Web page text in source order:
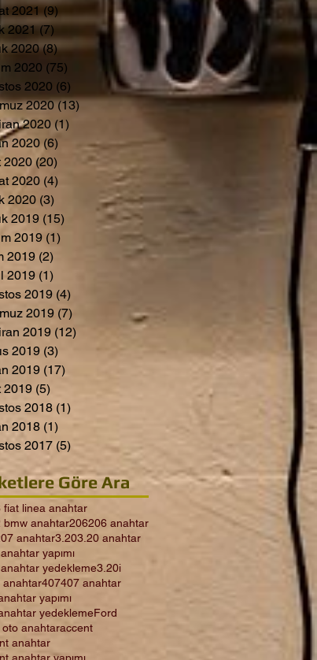
2021 (9)
2021 (7)
2020 (8)8 yazı
2020 (75)
2020 (6)
2020 (13) 13 yazı
2020 (1)
2020 (6) 6 yazı
2020 (20) 20 yazı
2020 (4)
2020 (3)
2019 (15) 15 yazı
2019 (1)
2019 (2)
2019 (1)
2019 (4)
2019 (7)
2019 (12)
2019 (3)
2019 (17)
2019 (5)
2018 (1)
2018 (1) 1 yazı
2017 (5)
Göre Ara
fiat linea anahtar
bmw anahtar206206 anahtar
anahtar3.203.20 anahtar
yapımı
yedekleme3.20i
anahtar407407 anahtar
yapımı
yedeklemeFord
oto anahtaraccent
anahtar
anahtar yapımı